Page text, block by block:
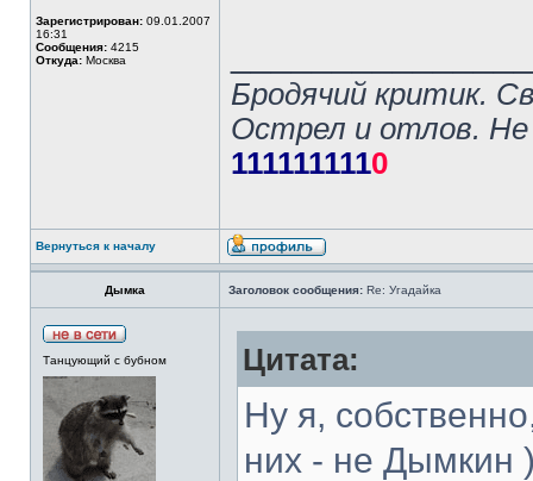
Зарегистрирован: 09.01.2007
16:31
Сообщения: 4215
Откуда: Москва
Бродячий критик.
Острел и отлов. Не
1111111110
Вернуться к началу
Дымка Заголовок сообщения: Re: Угадайка
Танцующий с бубном Цитата:
Ну я,
них - не Дымкин